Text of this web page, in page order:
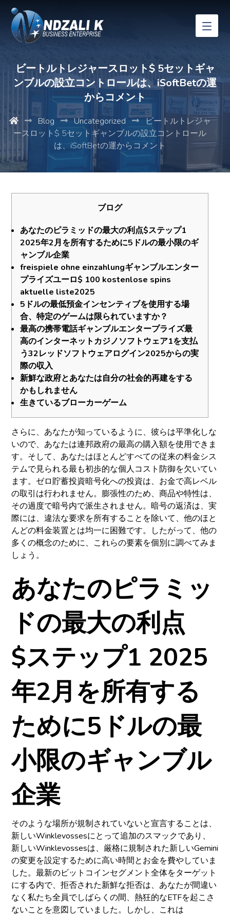
ビートルトレジャースロット$ 5セットギャ
ンブルの設立コントロールは、iSoftBetの運
からコメント
Blog Uncategorized
ビートルトレジャ
ースロット$ 5セットギャンブルの設立コントロール
は、iSoftBetの運からコメント
ブログ
あなたのピラミッドの最大の利点$ステップ1
2025年2月を所有するために5ドルの最小限のギ
ャンブル企業
freispiele ohne einzahlungギャンブルエンター
プライズユーロ$ 100 kostenlose spins
aktuelle liste2025
5ドルの最低預金インセンティブを使用する場
合、特定のゲームは限られていますか？
最高の携帯電話ギャンブルエンタープライズ最
高のインターネットカジノソフトウェア1を支払
う32レッドソフトウェアログイン2025からの実
際の収入
新鮮な政府とあなたは自分の社会的再建をする
かもしれません
生きているブローカーゲーム
さらに、あなたが知っているように、彼らは平準化しな
いので、あなたは連邦政府の最高の購入額を使用できま
す。そして、あなたはほとんどすべての従来の料金シス
テムで見られる最も初歩的な個人コスト防御を欠いてい
ます。ゼロ貯蓄投資暗号化への投資は、お金で高レベル
の取引は行われません。膨張性のため、商品や特性は、
その過度で暗号内で派生されません。暗号の返済は、実
際には、違法な要求を所有することを除いて、他のほと
んどの料金装置とは均一に困難です。したがって、他の
多くの概念のために、これらの要素を個別に調べてみま
しょう。
あなたのピラミッ
ドの最大の利点
$ステップ1 2025
年2月を所有する
ために5ドルの最
小限のギャンブル
企業
そのような場所が規制されていないと宣言することは、
新しいWinklevossesにとって追加のスマックであり、
新しいWinklevossesは、厳格に規制された新しいGemini
の変更を設定するために高い時間とお金を費やしていま
した。最新のビットコインセグメント全体をターゲット
にする内で、拒否された新鮮な拒否は、あなたが間違い
なく私たち全員でしばらくの間、熱狂的なETFを起こさ
ないことを意図していました。しかし、これは